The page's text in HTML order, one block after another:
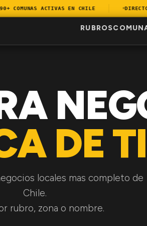
COMUNAS ACTIVAS EN CHILE
RUBROS
DE
locales mas completo de
Chile.
rubro, zona o nombre.